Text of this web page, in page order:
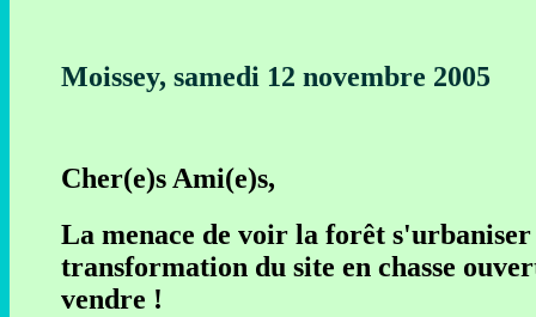
Moissey, samedi 12 novembre 2005
Cher(e)s Ami(e)s,
La menace de voir la forêt
transformation du site en chasse
vendre !